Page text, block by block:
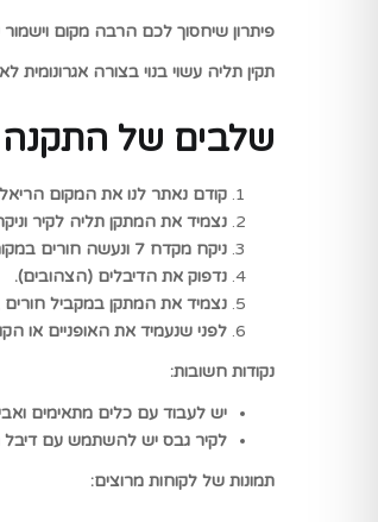
פיתרון שיחסוך לכם הרבה מקום וישמור
תקין תליה עשוי בנוי בצורה אגרונומית
שלבים של התקנה
קודם נאתר לנו את המקום
נצמיד את המתקן תליה לקיר וניקח עיפרון סימון ונסמן את 4
ניקח מקדח 7 ונעשה חורים במקום שסמנו בשלב 2.
נדפוק את הדיבלים (הצהובים).
נצמיד את המתקן במקביל חורים
לפני שנעמיד את האופניים או
נקודות חשובות:
יש לעבוד עם כלים מתאימים
לקיר גבס יש להשתמש עם דיבל
תמונות של לקוחות מרוצים: